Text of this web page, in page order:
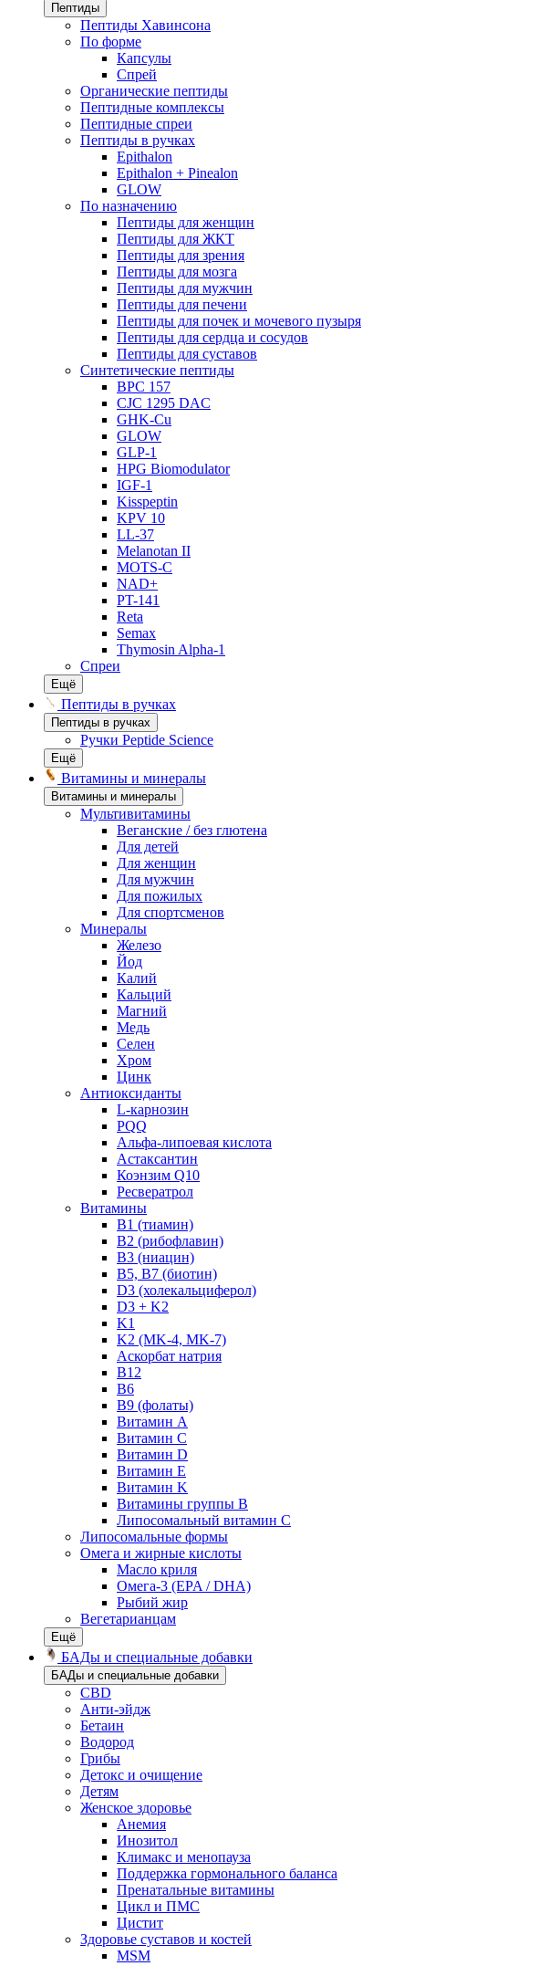
Пептиды
Пептиды Хавинсона
По форме
Капсулы
Спрей
Органические пептиды
Пептидные комплексы
Пептидные спреи
Пептиды в ручках
Epithalon
Epithalon + Pinealon
GLOW
По назначению
Пептиды для женщин
Пептиды для ЖКТ
Пептиды для зрения
Пептиды для мозга
Пептиды для мужчин
Пептиды для печени
Пептиды для почек и мочевого пузыря
Пептиды для сердца и сосудов
Пептиды для суставов
Синтетические пептиды
BPC 157
CJC 1295 DAC
GHK-Cu
GLOW
GLP-1
HPG Biomodulator
IGF-1
Kisspeptin
KPV 10
LL-37
Melanotan II
MOTS-C
NAD+
PT-141
Reta
Semax
Thymosin Alpha-1
Спреи
Ещё
Пептиды в ручках
Пептиды в ручках
Ручки Peptide Science
Ещё
Витамины и минералы
Витамины и минералы
Мультивитамины
Веганские / без глютена
Для детей
Для женщин
Для мужчин
Для пожилых
Для спортсменов
Минералы
Железо
Йод
Калий
Кальций
Магний
Медь
Селен
Хром
Цинк
Антиоксиданты
L-карнозин
PQQ
Альфа-липоевая кислота
Астаксантин
Коэнзим Q10
Ресвератрол
Витамины
B1 (тиамин)
B2 (рибофлавин)
B3 (ниацин)
B5, B7 (биотин)
D3 (холекальциферол)
D3 + K2
K1
K2 (MK-4, MK-7)
Аскорбат натрия
В12
В6
В9 (фолаты)
Витамин A
Витамин C
Витамин D
Витамин E
Витамин K
Витамины группы B
Липосомальный витамин C
Липосомальные формы
Омега и жирные кислоты
Масло криля
Омега-3 (EPA / DHA)
Рыбий жир
Вегетарианцам
Ещё
БАДы и специальные добавки
БАДы и специальные добавки
CBD
Анти-эйдж
Бетаин
Водород
Грибы
Детокс и очищение
Детям
Женское здоровье
Анемия
Инозитол
Климакс и менопауза
Поддержка гормонального баланса
Пренатальные витамины
Цикл и ПМС
Цистит
Здоровье суставов и костей
MSM